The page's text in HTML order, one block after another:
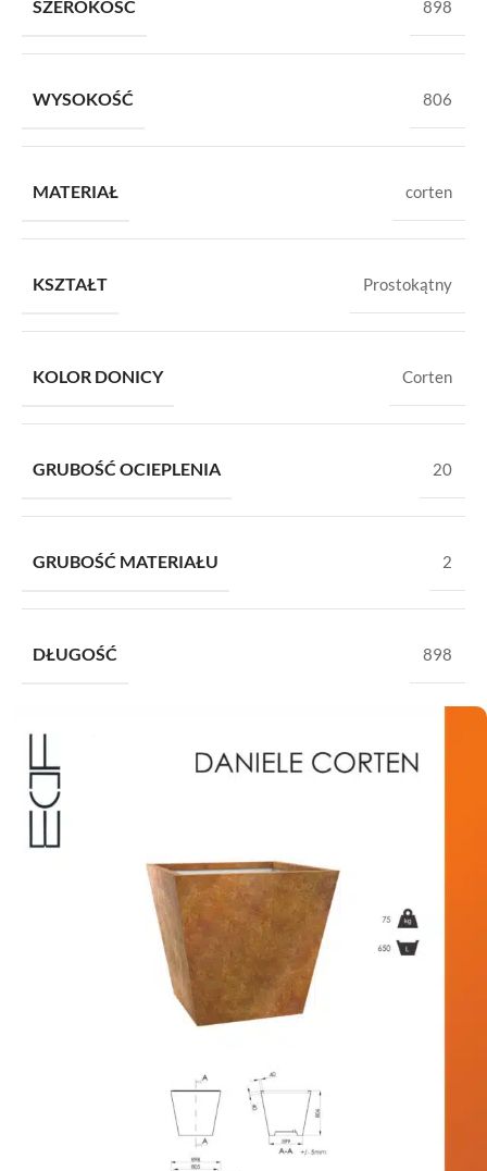
SZEROKOŚĆ 898
WYSOKOŚĆ 806
MATERIAŁ corten
KSZTAŁT Prostokątny
KOLOR DONICY Corten
GRUBOŚĆ OCIEPLENIA 20
GRUBOŚĆ MATERIAŁU 2
DŁUGOŚĆ 898